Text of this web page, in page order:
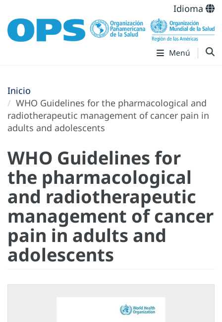
Idioma
Menú
Inicio
WHO Guidelines for the pharmacological and
radiotherapeutic management of cancer pain in
adults and adolescents
WHO Guidelines for
the pharmacological
and radiotherapeutic
management of cancer
pain in adults and
adolescents